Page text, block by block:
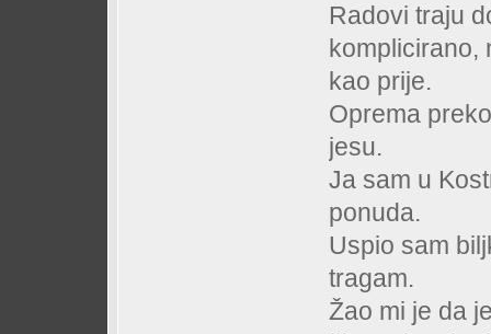
Radovi traju
komplicirano,
kao prije.
Oprema
jesu.
Ja sam u
ponuda.
Uspio sam
tragam.
Žao mi je da